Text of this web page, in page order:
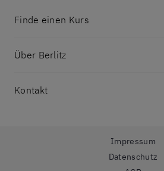
Finde einen Kurs
Über Berlitz
Kontakt
Impressum
Datenschutz